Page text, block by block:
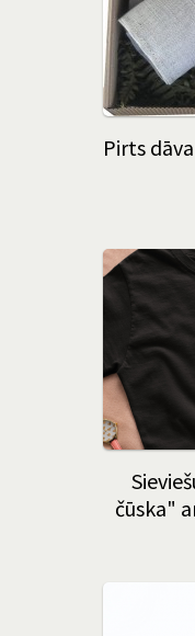
Pirts
čūska"